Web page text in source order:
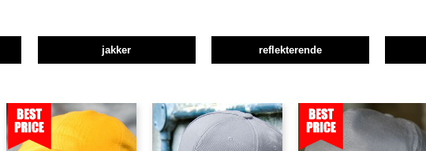
jakker reflekterende